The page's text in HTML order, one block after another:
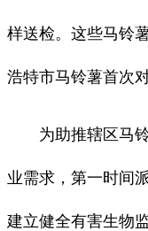
样送检。这些马铃
浩特市马铃薯首次
为助推辖区马铃
业需求，第一时间
建立健全有害生物